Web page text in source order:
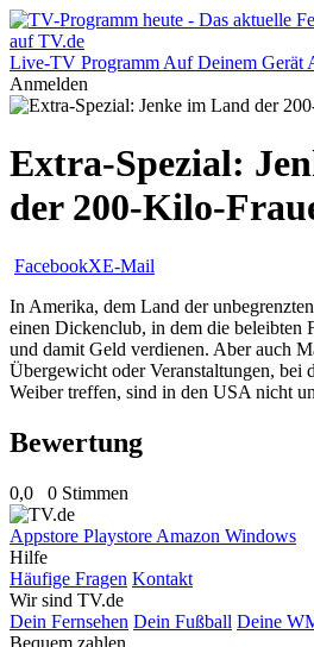
Live-TV Programm Auf Deinem Gerät
Anmelden
Extra-Spezial:
der 200-Kilo-
FacebookXE-Mail
In Amerika, dem Land der
einen Dickenclub, in dem die beleibten
und damit Geld verdienen. Aber auch
Übergewicht oder Veranstaltungen, bei
Weiber treffen, sind in den USA nicht
Bewertung
0,0 0 Stimmen
Appstore Playstore Amazon Windows
Hilfe
Häufige Fragen Kontakt
Wir sind TV.de
Dein Fernsehen Dein Fußball Deine
Bequem zahlen